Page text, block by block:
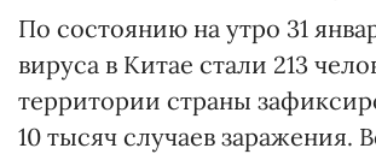
По состоянию на утро 31
вируса в Китае стали 213
территории страны
10 тысяч случаев заражения.